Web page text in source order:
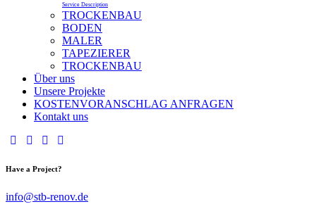
Service Description
TROCKENBAU
BODEN
MALER
TAPEZIERER
TROCKENBAU
Über uns
Unsere Projekte
KOSTENVORANSCHLAG ANFRAGEN
Kontakt uns
Have a Project?
info@stb-renov.de